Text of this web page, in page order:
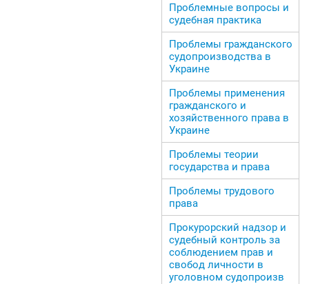
Проблемные вопросы и
судебная практика
Проблемы гражданского
судопроизводства в
Украине
Проблемы применения
гражданского и
хозяйственного права в
Украине
Проблемы теории
государства и права
Проблемы трудового
права
Прокурорский надзор и
судебный контроль за
соблюдением прав и
свобод личности в
уголовном судопроизв